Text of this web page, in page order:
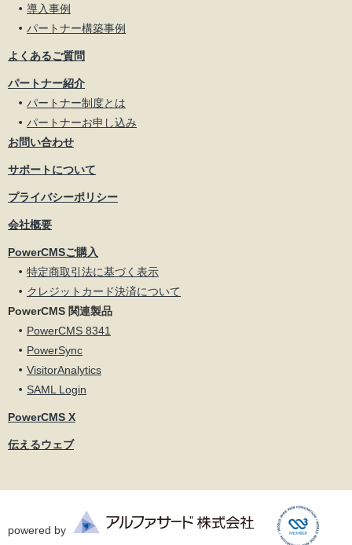
導入事例
パートナー構築事例
よくあるご質問
パートナー紹介
パートナー制度とは
パートナーお申し込み
お問い合わせ
サポートについて
プライバシーポリシー
会社概要
PowerCMSご購入
特定商取引法に基づく表示
クレジットカード決済について
PowerCMS 関連製品
PowerCMS 8341
PowerSync
VisitorAnalytics
SAML Login
PowerCMS X
伝えるウェブ
powered by